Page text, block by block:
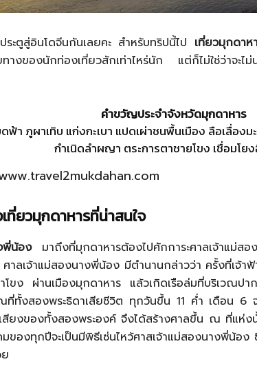
ระตูสู่อินโดจีนกันเลยคะ สำหรับทริปนี้ไป เที่ยวมุกดาห
ทางของนักท่องเที่ยวสักเท่าไหร่นัก แต่ก็ไม่ใช่ว่าจะไ
คําขวัญประจําจังหวัดมุกดาหาร
ฟ้า ภูผาเทิบ แก่งกะเบา แปดเผ่าชนพื้นเมือง ลือเลื่อง
กำเนิดลำผญา ตระการตาชายโขง เชื่อมโย
ที่ยวมุกดาหารที่น่าสนใจ
พี่น้องมาถึงที่มุกดาหารต้องไปศักการะศาลเจ้าแม่ส
าลเจ้าแม่สองนางพี่น้อง มีตำนานกล่าวว่า ครั้งที่เจ้า
โขง ผ่านเมืองมุกดาหาร แล้วเกิดเรือล่มที่บริเวณป
ที่ทั้งสองพระธิดาเสียชีวิต ทุกวันขึ้น 11 ค่ำ เดือน 6
เสียงของทั้งสองพระองค์ จึงได้สร้างศาลขึ้น ณ ที่แ
ของทุกปีจะเป็นมีพิธีเซ่นไหว้ศาสเจ้าแม่สองนางพี่น้อ